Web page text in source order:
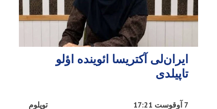
ایران‌لی آکتریسا ائوینده اؤلو
تاپیلدی
توپلوم 7 آوقوست 17:21